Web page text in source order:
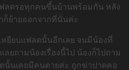
ฟลตรอทุกคนขึ้นบ้านพร้อมกัน หลัง
ก็ย้ายออกจากที่นั่นค่ะ
หยียบแฟลตนั้นอีกเลย จนมีน้องที่
ลยถามน้องเรื่องนี้ไป น้องก็ไปถาม
นั้นเคยมีคนตายค่ะ ถูกฆ่าปาดคอ